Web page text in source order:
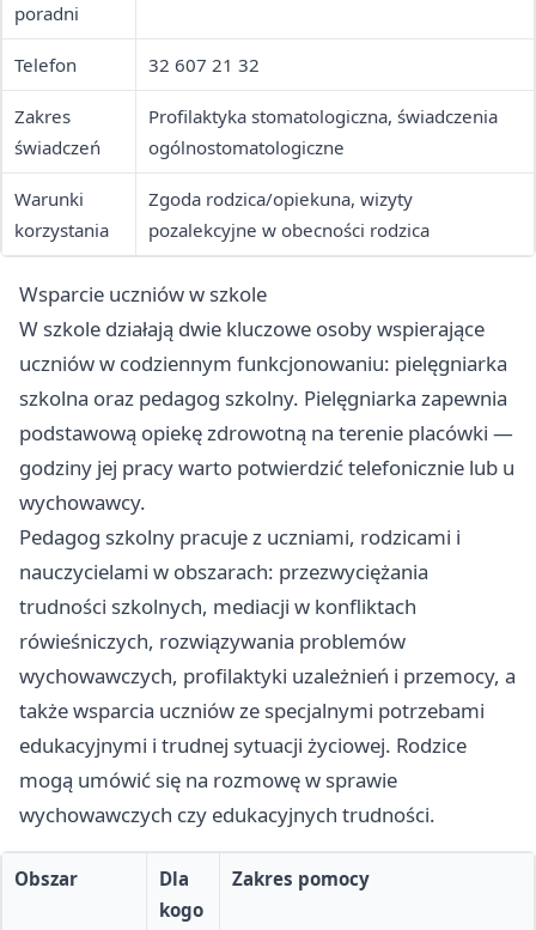
poradni
Telefon 32 607 21 32
Zakres
świadczeń
Profilaktyka stomatologiczna, świadczenia
ogólnostomatologiczne
Warunki
korzystania
Zgoda rodzica/opiekuna, wizyty
pozalekcyjne w obecności rodzica
Wsparcie uczniów w szkole
W szkole działają dwie kluczowe osoby wspierające
uczniów w codziennym funkcjonowaniu: pielęgniarka
szkolna oraz pedagog szkolny. Pielęgniarka zapewnia
podstawową opiekę zdrowotną na terenie placówki —
godziny jej pracy warto potwierdzić telefonicznie lub u
wychowawcy.
Pedagog szkolny pracuje z uczniami, rodzicami i
nauczycielami w obszarach: przezwyciężania
trudności szkolnych, mediacji w konfliktach
rówieśniczych, rozwiązywania problemów
wychowawczych, profilaktyki uzależnień i przemocy, a
także wsparcia uczniów ze specjalnymi potrzebami
edukacyjnymi i trudnej sytuacji życiowej. Rodzice
mogą umówić się na rozmowę w sprawie
wychowawczych czy edukacyjnych trudności.
Obszar
Dla
kogo
Zakres pomocy